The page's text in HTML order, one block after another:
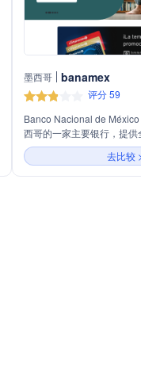
墨西哥 banamex
评分 59
Banco Nacional de
西哥的一家主要银行，提
括个人和企业银行业务。
借记账户、贷款、保险、
时，该银行还提供数字银
去比较